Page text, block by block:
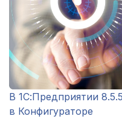
В 1С:Предприятии
в Конфигураторе